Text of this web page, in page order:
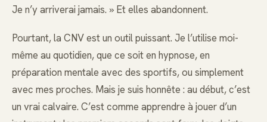
Je n’y arriverai jamais. » Et elles abandonnent.
Pourtant, la CNV est un outil puissant. Je l’utilise moi-
même au quotidien, que ce soit en hypnose, en
préparation mentale avec des sportifs, ou simplement
avec mes proches. Mais je suis honnête : au début, c’est
un vrai calvaire. C’est comme apprendre à jouer d’un